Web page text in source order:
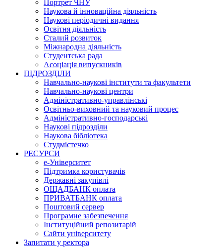
Портрет ЧНУ
Наукова й інноваційна діяльність
Наукові періодичні видання
Освітня діяльність
Сталий розвиток
Міжнародна діяльність
Студентська рада
Асоціація випускників
ПІДРОЗДІЛИ
Навчально-наукові інститути та факультети
Навчально-наукові центри
Адміністративно-управлінські
Освітньо-виховний та науковий процес
Адміністративно-господарські
Наукові підрозділи
Наукова бібліотека
Студмістечко
РЕСУРСИ
е-Університет
Підтримка користувачів
Державні закупівлі
ОЩАДБАНК оплата
ПРИВАТБАНК оплата
Поштовий сервер
Програмне забезпечення
Інституційний репозитарій
Сайти університету
Запитати у ректора